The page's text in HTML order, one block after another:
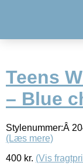
Teens
– Blue
Stylenummer:Â
(Læs mere)
400 kr. (Vis